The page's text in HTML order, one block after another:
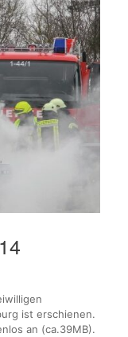
ist erschienen.
an (ca.39MB).